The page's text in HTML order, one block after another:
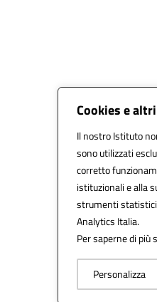
Cookies e
Il nostro Istituto
sono utilizzati
corretto
istituzionali e alla
strumenti statistici
Analytics Italia.
Per saperne di
Personalizza